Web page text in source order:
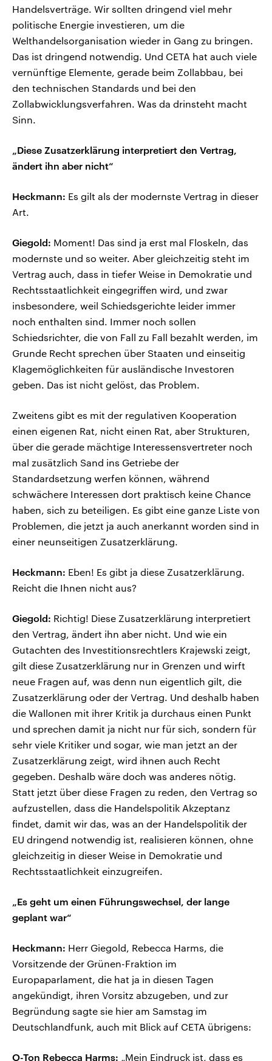
Handelsverträge. Wir sollten dringend viel mehr
politische Energie investieren, um die
Welthandelsorganisation wieder in Gang zu bringen.
Das ist dringend notwendig. Und CETA hat auch viele
vernünftige Elemente, gerade beim Zollabbau, bei
den technischen Standards und bei den
Zollabwicklungsverfahren. Was da drinsteht macht
Sinn.
„Diese Zusatzerklärung interpretiert den Vertrag,
ändert ihn aber nicht“
Heckmann: Es gilt als der modernste Vertrag in dieser
Art.
Giegold: Moment! Das sind ja erst mal Floskeln, das
modernste und so weiter. Aber gleichzeitig steht im
Vertrag auch, dass in tiefer Weise in Demokratie und
Rechtsstaatlichkeit eingegriffen wird, und zwar
insbesondere, weil Schiedsgerichte leider immer
noch enthalten sind. Immer noch sollen
Schiedsrichter, die von Fall zu Fall bezahlt werden, im
Grunde Recht sprechen über Staaten und einseitig
Klagemöglichkeiten für ausländische Investoren
geben. Das ist nicht gelöst, das Problem.
Zweitens gibt es mit der regulativen Kooperation
einen eigenen Rat, nicht einen Rat, aber Strukturen,
über die gerade mächtige Interessensvertreter noch
mal zusätzlich Sand ins Getriebe der
Standardsetzung werfen können, während
schwächere Interessen dort praktisch keine Chance
haben, sich zu beteiligen. Es gibt eine ganze Liste von
Problemen, die jetzt ja auch anerkannt worden sind in
einer neunseitigen Zusatzerklärung.
Heckmann: Eben! Es gibt ja diese Zusatzerklärung.
Reicht die Ihnen nicht aus?
Giegold: Richtig! Diese Zusatzerklärung interpretiert
den Vertrag, ändert ihn aber nicht. Und wie ein
Gutachten des Investitionsrechtlers Krajewski zeigt,
gilt diese Zusatzerklärung nur in Grenzen und wirft
neue Fragen auf, was denn nun eigentlich gilt, die
Zusatzerklärung oder der Vertrag. Und deshalb haben
die Wallonen mit ihrer Kritik ja durchaus einen Punkt
und sprechen damit ja nicht nur für sich, sondern für
sehr viele Kritiker und sogar, wie man jetzt an der
Zusatzerklärung zeigt, wird ihnen auch Recht
gegeben. Deshalb wäre doch was anderes nötig.
Statt jetzt über diese Fragen zu reden, den Vertrag so
aufzustellen, dass die Handelspolitik Akzeptanz
findet, damit wir das, was an der Handelspolitik der
EU dringend notwendig ist, realisieren können, ohne
gleichzeitig in dieser Weise in Demokratie und
Rechtsstaatlichkeit einzugreifen.
„Es geht um einen Führungswechsel, der lange
geplant war“
Heckmann: Herr Giegold, Rebecca Harms, die
Vorsitzende der Grünen-Fraktion im
Europaparlament, die hat ja in diesen Tagen
angekündigt, ihren Vorsitz abzugeben, und zur
Begründung sagte sie hier am Samstag im
Deutschlandfunk, auch mit Blick auf CETA übrigens:
O-Ton Rebecca Harms: „Mein Eindruck ist, dass es